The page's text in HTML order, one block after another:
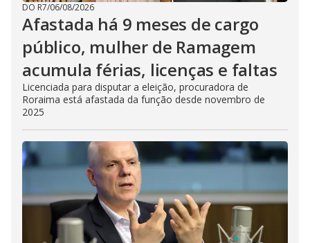
DO R7/06/08/2026
Afastada há 9 meses de cargo
público, mulher de Ramagem
acumula férias, licenças e faltas
Licenciada para disputar a eleição, procuradora de
Roraima está afastada da função desde novembro de
2025